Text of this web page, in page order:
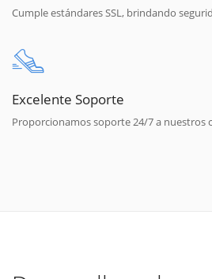
Cumple estándares SSL, brindando
Excelente Soporte
Proporcionamos soporte 24/7 a nuestros